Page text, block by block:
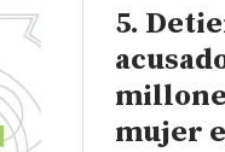
mujer